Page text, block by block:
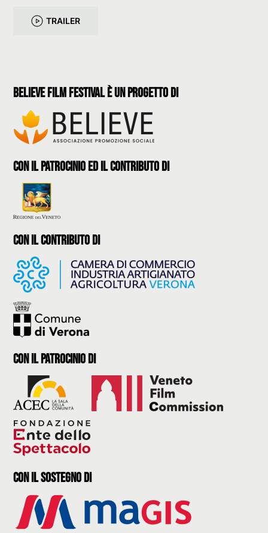
TRAILER
believe film festival è un progetto di
con il patrocinio ed il contributo di
con il contributo di
con il Patrocinio di
con il sostegno di